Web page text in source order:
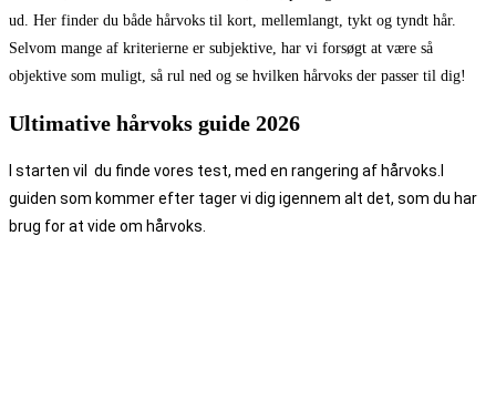
ud. Her finder du både hårvoks til kort, mellemlangt, tykt og tyndt hår.
Selvom mange af kriterierne er subjektive, har vi forsøgt at være så
objektive som muligt, så rul ned og se hvilken hårvoks der passer til dig!
Ultimative hårvoks guide 2026
I starten vil du finde vores test, med en rangering af hårvoks.
guiden som kommer efter tager vi dig igennem alt det, som du har
brug for at vide om hårvoks.